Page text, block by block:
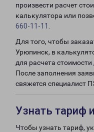
произвести расчет
калькулятора или
660-11-11
Для того, чтобы
Урюпинск, в
для расчета
После заполнения
свяжется специалист
Узнать тариф
Чтобы узнать тариф,